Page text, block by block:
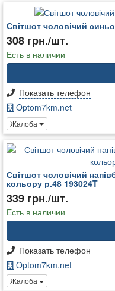
Світшот чоловічий
308 грн./шт.
Есть в наличии
Показать телефон
Optom7km.net
Жалоба
Світшот чоловічий
кольору р.48 193024T
339 грн./шт.
Есть в наличии
Показать телефон
Optom7km.net
Жалоба